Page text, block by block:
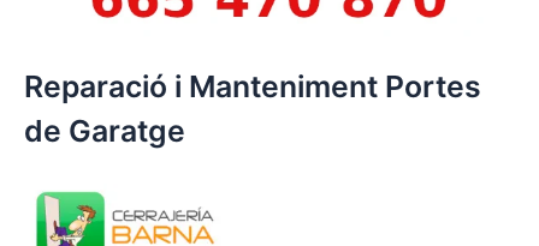
Reparació i Manteniment Portes
de Garatge